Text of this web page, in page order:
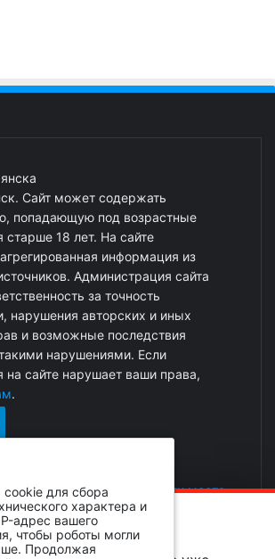
Сайт может содержать
попадающую под возрастные
старше 18 лет. На сайте
информация из
Администрация сайта
за точность
нарушения авторских и иных
и возможные последствия
нарушениями. Если
на сайте нарушает ваши права,
.
| Добавить событие или место
для сбора
характера и
адрес вашего
чтобы роботы могли
Продолжая